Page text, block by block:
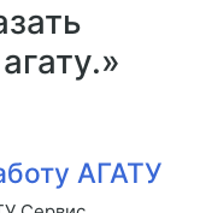
АГАТУ